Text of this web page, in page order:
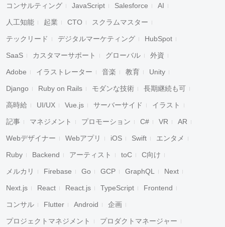
コンサルティング JavaScript Salesforce AI
人工知能 起業 CTO スクラムマスター
テックリード デジタルマーケティング HubSpot
SaaS カスタマーサポート グローバル 外資
Adobe イラストレーター 音楽 教育 Unity
Django Ruby on Rails モダンな技術 長期継続も可
高時給 UI/UX Vue.js サーバーサイド イラスト
記事 マネジメント プロモーション C# VR AR
Webデザイナー Webアプリ iOS Swift エンタメ
Ruby Backend アーティスト toC C向け
メルカリ Firebase Go GCP GraphQL Next
Next.js React React.js TypeScript Frontend
コンサル Flutter Android 企画
プロジェクトマネジメント プロダクトマネージャー